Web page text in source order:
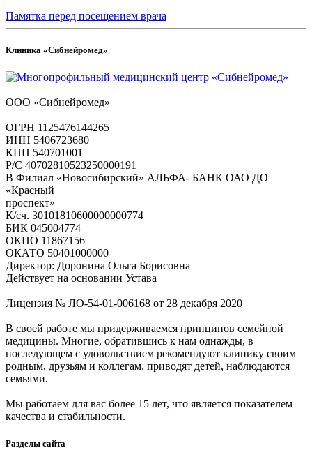
Памятка перед посещением врача
Клиника «Сибнейромед»
ООО «Сибнейромед»
ОГРН 1125476144265
ИНН 5406723680
КПП 540701001
Р/С 40702810523250000191
В Филиал «Новосибирский» АЛЬФА- БАНК ОАО ДО
«Красный
проспект»
К/сч. 30101810600000000774
БИК 045004774
ОКПО 11867156
ОКАТО 50401000000
Директор: Доронина Ольга Борисовна
Действует на основании Устава
Лицензия № ЛО-54-01-006168 от 28 декабря 2020
В своей работе мы придерживаемся принципов семейной
медицины. Многие, обратившись к нам однажды, в
последующем с удовольствием рекомендуют клинику своим
родным, друзьям и коллегам, приводят детей, наблюдаются
семьями.
Мы работаем для вас более 15 лет, что является показателем
качества и стабильности.
Разделы сайта